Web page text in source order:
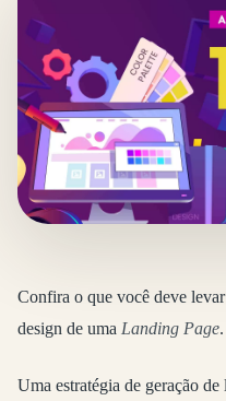
Confira o que você deve
design de uma Landing Page.
Uma estratégia de geração